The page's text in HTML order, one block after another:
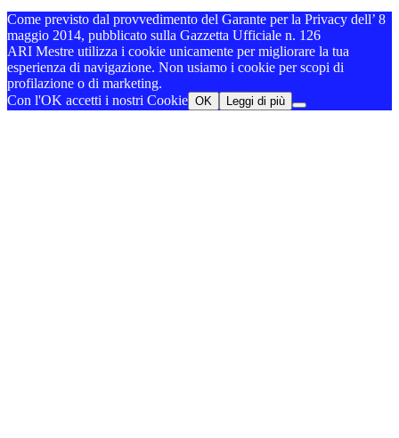
Come previsto dal provvedimento del Garante per la Privacy dell’ 8
maggio 2014, pubblicato sulla Gazzetta Ufficiale n. 126
ARI Mestre utilizza i cookie unicamente per migliorare la tua
esperienza di navigazione. Non usiamo i cookie per scopi di
profilazione o di marketing.
Con l'OK accetti i nostri Cookie OK Leggi di più